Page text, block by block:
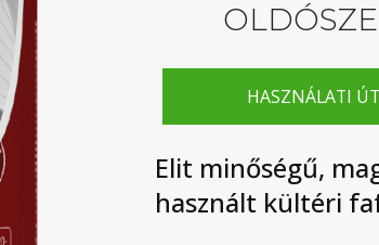
HASZNÁLATI
Elit minőségű,
használt kültéri